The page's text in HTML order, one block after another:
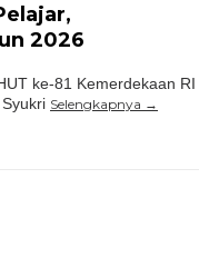
2026
ke-81 Kemerdekaan RI
Selengkapnya